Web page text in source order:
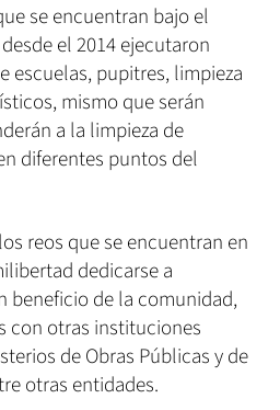
se encuentran bajo el
el 2014 ejecutaron
escuelas, pupitres, limpieza
mismo que serán
a la limpieza de
diferentes puntos del
reos que se encuentran en
dedicarse a
beneficio de la comunidad,
con otras instituciones
de Obras Públicas y de
otras entidades.